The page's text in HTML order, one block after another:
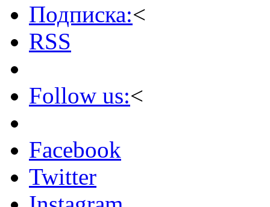
Подписка:<
RSS
Follow us:<
Facebook
Twitter